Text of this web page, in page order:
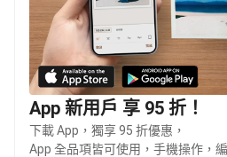
App 新用戶 享 95 折！
下載 App，獨享 95 折優惠，
App 全品項皆可使用，手機操作，